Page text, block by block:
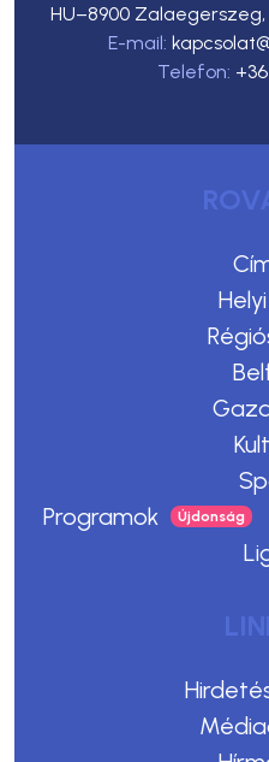
HU–8900 Zalaegerszeg,
E-mail:
Telefon:
Programok